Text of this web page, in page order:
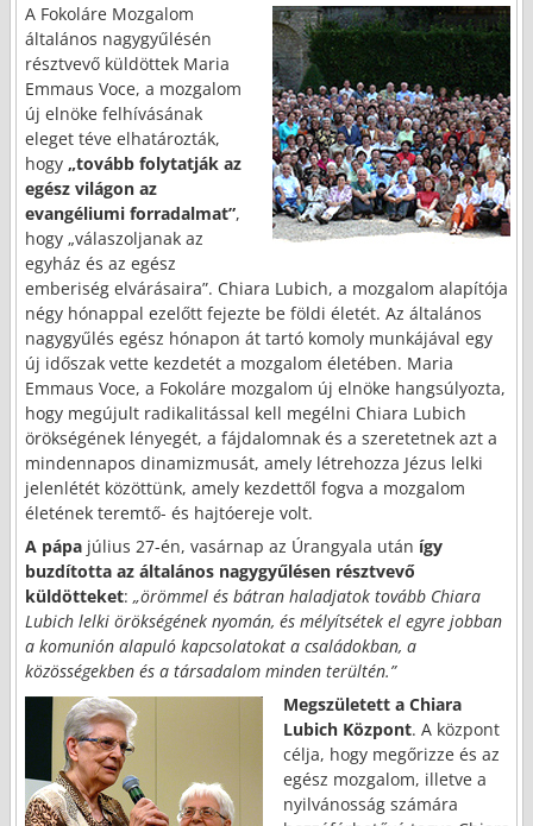
A Fokoláre Mozgalom
általános nagygyűlésén
résztvevő küldöttek Maria
Emmaus Voce, a mozga­lom
új elnöke felhívásának
eleget téve elhatározták,
hogy „tovább folytatják az
egész világon az
evangéliumi forradalmat”,
hogy „válaszoljanak az
egyház és az egész
emberiség elvárá­saira”. Chiara Lubich, a mozgalom alapítója
négy hónappal ezelőtt fejezte be földi életét. Az általános
nagygyűlés egész hónapon át tartó komoly munkájával egy
új időszak vette kezdetét a mozgalom életében. Maria
Emmaus Voce, a Fokoláre mozgalom új elnöke hangsúlyozta,
hogy megújult radikalitással kell megélni Chiara Lubich
örökségének lényegét, a fájdalomnak és a szeretetnek azt a
mindennapos dinamizmusát, amely létrehozza Jézus lelki
jelenlétét közöttünk, amely kezdettől fogva a mozgalom
életének teremtő- és hajtóereje volt.
A pápa július 27-én, vasárnap az Úrangyala után így
buzdította az általános nagygyűlésen résztvevő
küldötteket: „örömmel és bátran haladjatok tovább Chiara
Lubich lelki örökségének nyomán, és mélyítsétek el egyre jobban
a komunión alapuló kapcsolatokat a családokban, a
közösségekben és a társadalom minden terültén.”
Megszületett a Chiara
Lubich Központ. A központ
célja, hogy megőrizze és az
egész mozgalom, illetve a
nyilvánosság számára